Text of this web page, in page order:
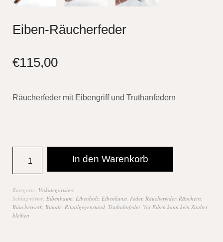
Eiben-Räucherfeder
€115,00
Räucherfeder mit Eibengriff und Truthanfedern
In den Warenkorb
Kategorie: Unkategorisiert
Schlagwörter: Eibenbaum, Eibenholz, Eibenkunst, Feder, Räucherfeder, Räuchern,
Räucherwerk, Rituale, Ritualgegenstand, Truthahnfeder, Vor Eiben kann kein Zauber
bleiben